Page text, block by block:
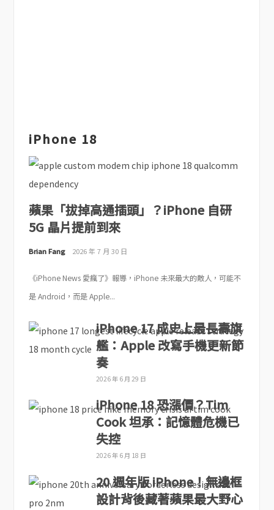
iPhone 18
蘋果「拔掉高通插頭」？iPhone 自研
5G 晶片提前到來
Brian Fang 2026 年 7 月 30 日
《iPhone News 愛瘋了》報導，iPhone 未來最大的敵人，可能不
是 Android，而是 Apple...
iPhone 17 成史上最長壽旗
艦：Apple 改寫手機更新節
奏
2026 年 6 月 29 日
iPhone 18 恐漲價？Tim
Cook 坦承：記憶體危機已
失控
2026 年 6 月 18 日
20 週年版 iPhone！無邊框
設計背後藏著蘋果最大野心